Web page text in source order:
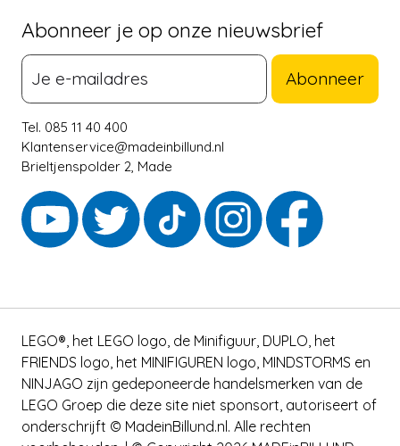
Abonneer je op onze nieuwsbrief
Abonneer
Tel. 085 11 40 400
Klantenservice@madeinbillund.nl
Brieltjenspolder 2, Made
LEGO®, het LEGO logo, de Minifiguur, DUPLO, het
FRIENDS logo, het MINIFIGUREN logo, MINDSTORMS en
NINJAGO zijn gedeponeerde handelsmerken van de
LEGO Groep die deze site niet sponsort, autoriseert of
onderschrijft © MadeinBillund.nl. Alle rechten